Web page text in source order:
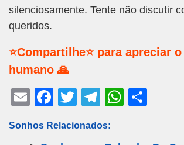
silenciosamente. Tente não discutir
queridos.
⭐Compartilhe⭐ para apreciar
humano 🙏
E
ail
F
c
T
tt
T
e
W
Sonhos Relacionados: